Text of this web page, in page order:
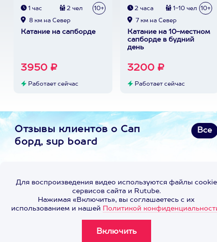
1 час 2 чел 10+
8 км на Север
Катание на сапборде
3950 ₽
Работает сейчас
2 часа 1-10 чел 10+
7 км на Север
Катание на 10-местном
сапборде в будний
день
3200 ₽
Работает сейчас
Отзывы клиентов о Сап
борд, sup board
Все
Для воспроизведения видео используются файлы cookie
сервисов сайта и Rutube.
Нажимая «Включить», вы соглашаетесь с их
использованием и нашей Политикой